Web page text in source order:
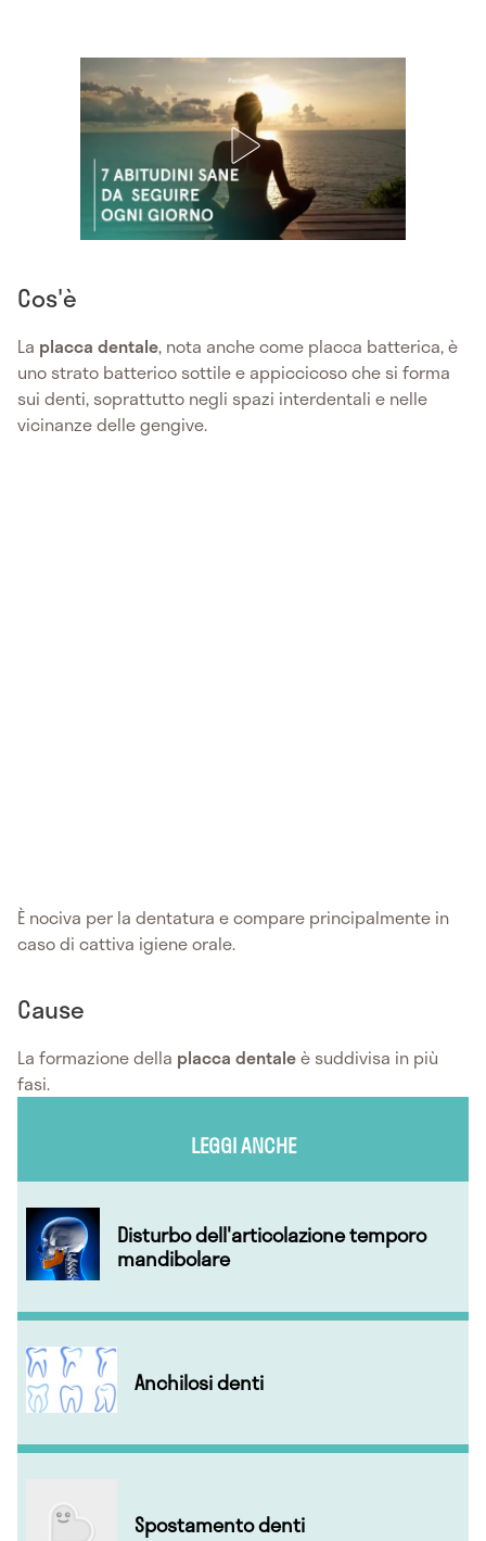
Cos'è
La placca dentale, nota anche come placca batterica, è
uno strato batterico sottile e appiccicoso che si forma
sui denti, soprattutto negli spazi interdentali e nelle
vicinanze delle gengive.
È nociva per la dentatura e compare principalmente in
caso di cattiva igiene orale.
Cause
La formazione della placca dentaleè suddivisa in più
fasi.
LEGGI ANCHE
Disturbo dell'articolazione temporo
mandibolare
Anchilosi denti
Spostamento denti